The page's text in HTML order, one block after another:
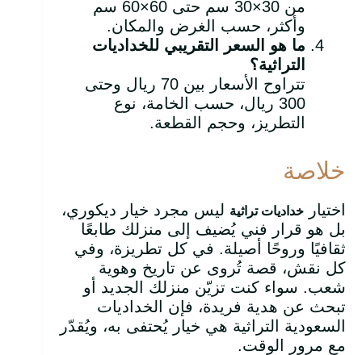
من 30×30 سم حتى 60×60 سم
وأكثر، حسب الغرض والمكان.
ما هو السعر التقريبي للخداديات
التراثية؟
تتراوح الأسعار بين 70 ريال وحتى
300 ريال، حسب الخامة، نوع
التطريز، وحجم القطعة.
خلاصة
اختيار خداديات تراثية ليس مجرد خيار ديكوري،
بل هو قرار فني يُضيف إلى منزلك طابعًا
ثقافيًا وروحًا أصيلة. في كل تطريزة، وفي
كل نقش، قصة تُروى عن تاريخ وهوية
شعب. سواء كنت تزيّن منزلك الجديد أو
تبحث عن هدية فريدة، فإن الخداديات
السعودية التراثية هي خيار يُحتفى به، ويُقدّر
مع مرور الوقت.